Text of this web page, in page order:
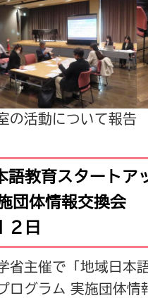
の活動について報告
語教育スタートア
団体情報交換
２日
省主催で「地域日本
ログラム 実施団体情